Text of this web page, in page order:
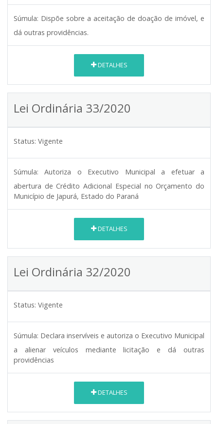
Súmula: Dispõe sobre a aceitação de doação de imóvel, e
dá outras providências.
DETALHES
Lei Ordinária 33/2020
Status: Vigente
Súmula:
Autoriza o Executivo Municipal a efetuar a
abertura de Crédito Adicional Especial no Orçamento do
Município de Japurá, Estado do Paraná
DETALHES
Lei Ordinária 32/2020
Status: Vigente
Súmula: Declara inservíveis e autoriza o Executivo Municipal
a alienar veículos mediante licitação e dá outras
providências
DETALHES